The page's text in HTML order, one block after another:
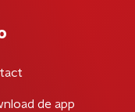
de app